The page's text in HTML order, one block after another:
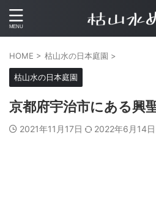
HOME > 枯山水の日本庭園 >
枯山水の日本庭園
京都府宇治市にある興
2021年11月17日 2022年6月14日